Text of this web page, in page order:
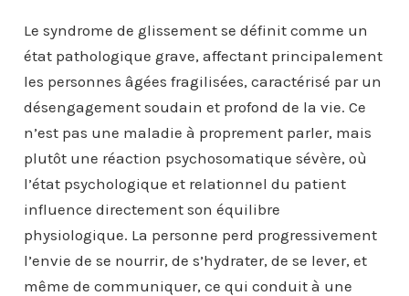
Le syndrome de glissement se définit comme un
état pathologique grave, affectant principalement
les personnes âgées fragilisées, caractérisé par un
désengagement soudain et profond de la vie. Ce
n’est pas une maladie à proprement parler, mais
plutôt une réaction psychosomatique sévère, où
l’état psychologique et relationnel du patient
influence directement son équilibre
physiologique. La personne perd progressivement
l’envie de se nourrir, de s’hydrater, de se lever, et
même de communiquer, ce qui conduit à une